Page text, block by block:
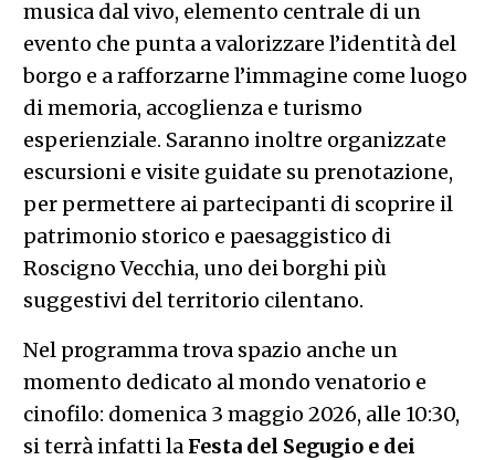
musica dal vivo, elemento centrale di un
evento che punta a valorizzare l’identità del
borgo e a rafforzarne l’immagine come luogo
di memoria, accoglienza e turismo
esperienziale. Saranno inoltre organizzate
escursioni e visite guidate su prenotazione,
per permettere ai partecipanti di scoprire il
patrimonio storico e paesaggistico di
Roscigno Vecchia, uno dei borghi più
suggestivi del territorio cilentano.
Nel programma trova spazio anche un
momento dedicato al mondo venatorio e
cinofilo: domenica 3 maggio 2026, alle 10:30,
si terrà infatti la Festa del Segugio e dei